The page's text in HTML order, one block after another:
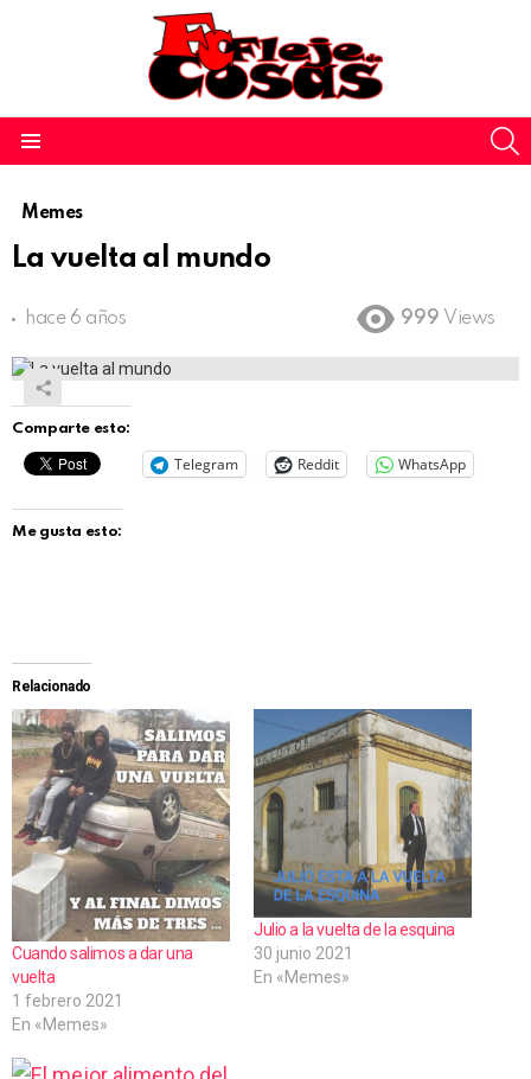
Memes
La vuelta al mundo
hace 6 años 999 Views
Comparte esto:
Telegram Reddit WhatsApp
Me gusta esto:
Relacionado
Cuando salimos a dar una
vuelta
1 febrero 2021
En «Memes»
Julio a la vuelta de la esquina
30 junio 2021
En «Memes»